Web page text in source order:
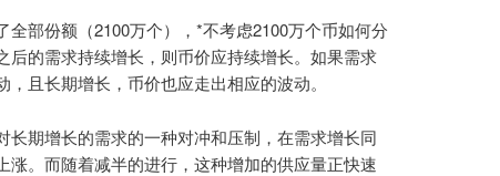
部份额（2100万个），*不考虑2100万个币如何分
后的需求持续增长，则币价应持续增长。如果需求
且长期增长，币价也应走出相应的波动。
长期增长的需求的一种对冲和压制，在需求增长同
涨。而随着减半的进行，这种增加的供应量正快速